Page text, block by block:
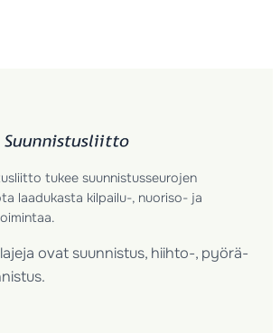
tukee suunnistusseurojen
laadukasta kilpailu-, nuoriso- ja
ovat suunnistus, hiihto-, pyörä-